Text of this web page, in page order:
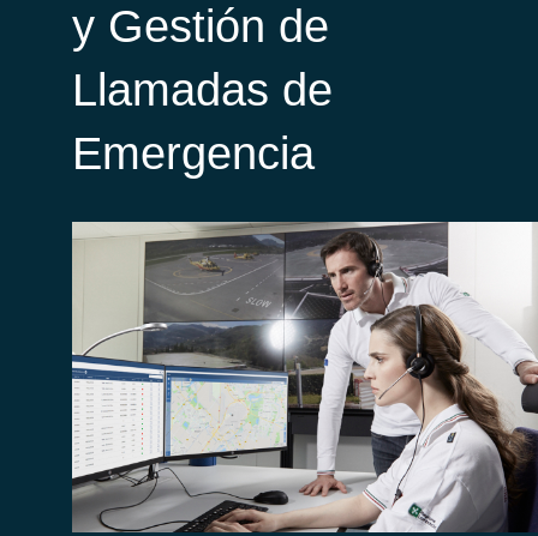
y Gestión de
Llamadas de
Emergencia